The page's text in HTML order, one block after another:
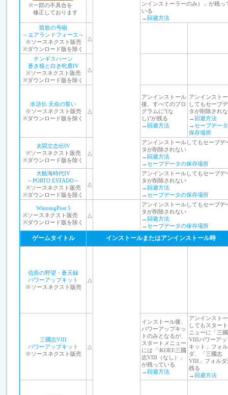
※一部の不具合を
修正しております
ンインストーラーのみ）」が残っ
いる
→ 回避方法
凱歌の号砲
～エアランドフォース～
※ソースネクスト販売
※ダウンロード版を除く
△
チンギスハーン
蒼き狼と白き牝鹿IV
※ソースネクスト販売
※ダウンロード版を除く
△
水滸伝 天命の誓い
※ソースネクスト販売
※ダウンロード版を除く
△
アンインストール
後、すべてのプロ
グラムに"(な
し)"が残る
→ 回避方法
アンインスト
してもセーブ
タが削除され
→ 回避方法
→セーブデー
保存場所
太閤立志伝IV
※ソースネクスト販売
※ダウンロード版を除く
△
アンインストールしてもセーブデ
タが削除されない
→ 回避方法
→セーブデータの保存場所
大航海時代IV
～PORTO ESTADO～
※ソースネクスト販売
※ダウンロード版を除く
△
アンインストールしてもセーブデ
タが削除されない
→ 回避方法
→セーブデータの保存場所
WinningPost 5
※ソースネクスト販売
※ダウンロード版を除く
△
アンインストールしてもセーブデ
タが削除されない
→ 回避方法
→セーブデータの保存場所
ゲームタイトル インストールまたはアンインストール時
信長の野望・蒼天録
パワーアップキット
※ソースネクスト販売
△
三國志VIII
パワーアップキット
※ソースネクスト販売
△
インストール後、
パワーアップキッ
トのみとなるが、
スタートメニュー
には「\KOEI\三國
志VIII（なし）」
が残っている
→ 回避方法
アンインスト
してもスター
ニューに「三
VIIIパワーアッ
キット」フォル
ダ、「三國志
VIII」フォルダ
残る
→ 回避方法